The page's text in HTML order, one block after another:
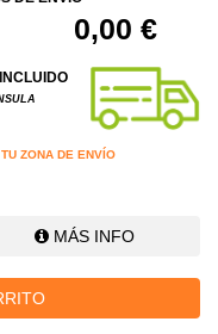
0,00 €
ZONA DE ENVÍO
MÁS INFO